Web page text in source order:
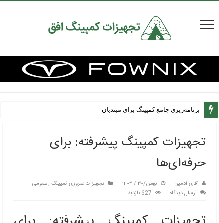
برنامه‌ریزی جامع کمپینگ برای مبتدیان
تجهیزات کمپینگ پیشرفته: برای
حرفه‌ای‌ها
آقای ادمین بهمن/۳۰ / ۱۴۰۳ تجهیزات ضروری کمپینگ ,عمومی
ارسال دیدگاه
627 بازدید